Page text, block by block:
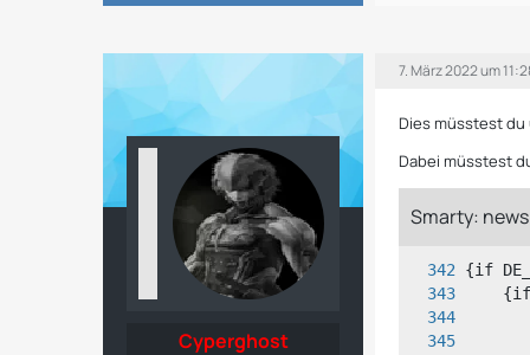
Cyperghost
7. März 2022 um
Dies müsstest
Dabei müsstest
Smarty: